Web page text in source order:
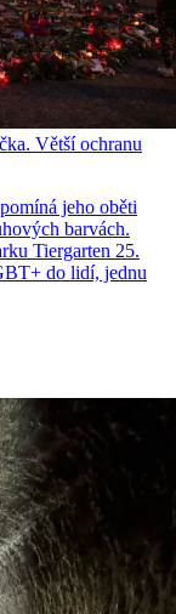
Větší ochranu
jeho oběti
barvách.
Tiergarten 25.
do lidí, jednu